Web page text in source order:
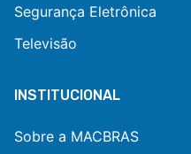
Segurança Eletrônica
Televisão
INSTITUCIONAL
Sobre a MACBRAS